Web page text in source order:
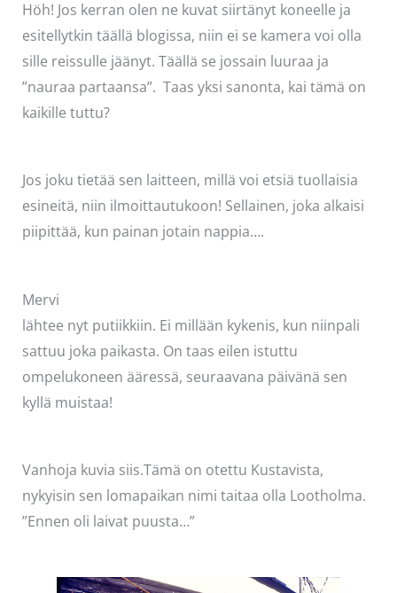
Höh! Jos kerran olen ne kuvat siirtänyt koneelle ja
esitellytkin täällä blogissa, niin ei se kamera voi olla
sille reissulle jäänyt. Täällä se jossain luuraa ja
”nauraa partaansa”. Taas yksi sanonta, kai tämä on
kaikille tuttu?
Jos joku tietää sen laitteen, millä voi etsiä tuollaisia
esineitä, niin ilmoittautukoon! Sellainen, joka alkaisi
piipittää, kun painan jotain nappia….
Mervi
lähtee nyt putiikkiin. Ei millään kykenis, kun niinpali
sattuu joka paikasta. On taas eilen istuttu
ompelukoneen ääressä, seuraavana päivänä sen
kyllä muistaa!
Vanhoja kuvia siis.Tämä on otettu Kustavista,
nykyisin sen lomapaikan nimi taitaa olla Lootholma.
”Ennen oli laivat puusta…”